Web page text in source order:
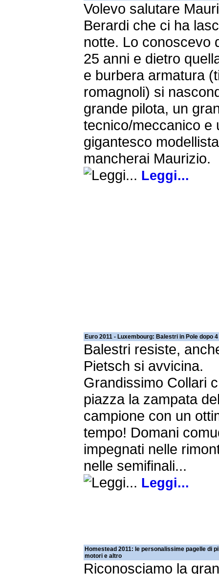
Volevo salutare
Berardi che ci ha
notte. Lo conoscevo
25 anni e dietro
e burbera armatura
romagnoli) si
grande pilota, un
tecnico/meccanico e
gigantesco
mancherai Maurizio.
Leggi...
Euro 2011 - Luxembourg: Balestri in Pole dopo
Balestri resiste,
Pietsch si avvicina.
Grandissimo Collari
piazza la zampata
campione con un
tempo! Domani
impegnati nelle
nelle semifinali...
Leggi...
Homestead 2011: le personalissime pagelle di
motori e altro
Riconosciamo la